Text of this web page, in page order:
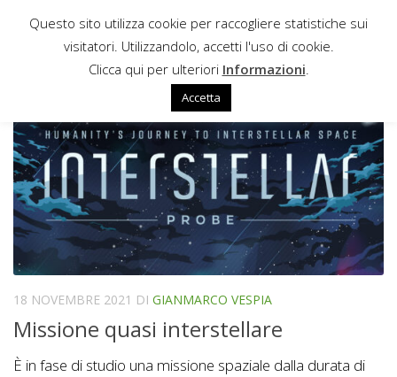
Sotto il contenuto
NUBE DI OORT
18 NOVEMBRE 2021 DI GIANMARCO VESPIA
Missione quasi interstellare
È in fase di studio una missione spaziale dalla durata di
Questo sito utilizza cookie per raccogliere statistiche sui
visitatori. Utilizzandolo, accetti l'uso di cookie.
Clicca qui per ulteriori Informazioni
Accetta